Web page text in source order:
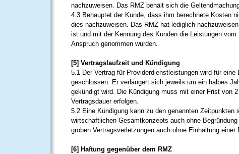
nachzuweisen. Das RMZ behält sich die
4.3 Behauptet der Kunde, dass ihm berechnete Kosten
dies nachzuweisen. Das RMZ hat lediglich
ist und mit der Kennung des Kunden die Leistungen
Anspruch genommen wurden.
[5] Vertragslaufzeit und Kündigung
5.1 Der Vertrag für Providerdienstleistungen wird für
geschlossen. Er verlängert sich jeweils um ein halbes
gekündigt wird. Die Kündigung muss mit einer Frist von
Vertragsdauer erfolgen.
5.2 Eine Kündigung kann zu den genannten Zeitpunkten
wirtschaftlichen Gesamtkonzepts auch ohne
groben Vertragsverletzungen auch ohne Einhaltung einer
[6] Haftung gegenüber dem RMZ